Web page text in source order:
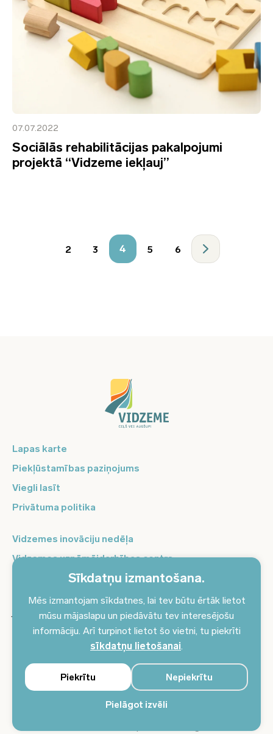
Sīkdatņu izmantošana.
Mēs izmantojam sīkdatnes, lai tev būtu ērtāk lietot
mūsu mājaslapu un piedāvātu tev interesējošu
informāciju. Arī turpinot lietot šo vietni, tu piekrīti
sīkdatņu lietošanai.
Pielāgot izvēli
Nepiekrītu
Piekrītu
07.07.2022
Sociālās rehabilitācijas pakalpojumi
projektā “Vidzeme iekļauj”
2 3 4 5 6
Lapas karte
Piekļūstamības paziņojums
Viegli lasīt
Privātuma politika
Vidzemes inovāciju nedēļa
Vidzemes uzņēmējdarbības centrs
Balso Vidzeme
Pierakstieties jaunumiem un saņemiet aktuālākos
jaunumus savā e-pastā!
Pieteikties jaunumiem